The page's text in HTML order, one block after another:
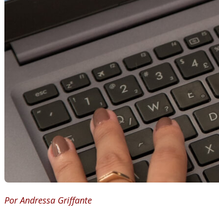
Por Andressa Griffante